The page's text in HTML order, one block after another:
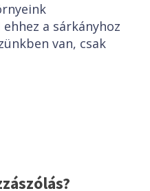
a sárkányhoz
van, csak